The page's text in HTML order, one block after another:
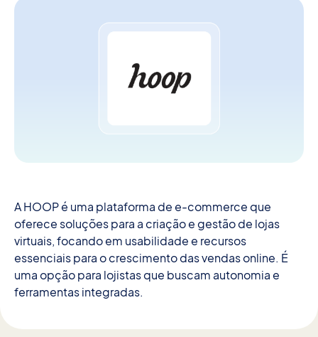
A HOOP é uma plataforma de e-commerce que
oferece soluções para a criação e gestão de lojas
virtuais, focando em usabilidade e recursos
essenciais para o crescimento das vendas online. É
uma opção para lojistas que buscam autonomia e
ferramentas integradas.